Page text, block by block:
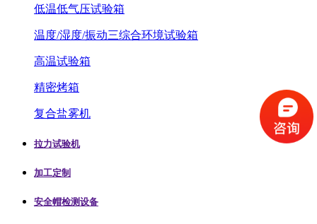
低温低气压试验箱
温度/湿度/振动三综合环境试验箱
高温试验箱
精密烤箱
复合盐雾机
拉力试验机
加工定制
安全帽检测设备